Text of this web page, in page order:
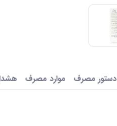
دستور مصرف موارد مصرف